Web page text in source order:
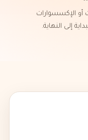
أو الإكسسوارات
إلى النهاية.